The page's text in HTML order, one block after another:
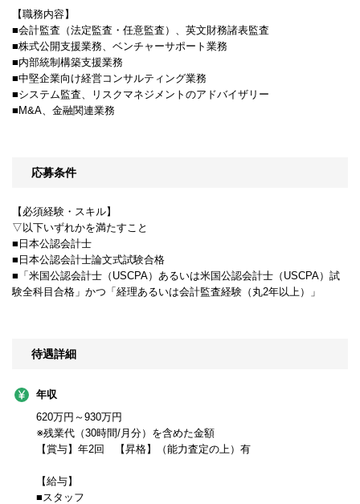
【職務内容】
■会計監査（法定監査・任意監査）、英文財務諸表監査
■株式公開支援業務、ベンチャーサポート業務
■内部統制構築支援業務
■中堅企業向け経営コンサルティング業務
■システム監査、リスクマネジメントのアドバイザリー
■M&A、金融関連業務
応募条件
【必須経験・スキル】
▽以下いずれかを満たすこと
■日本公認会計士
■日本公認会計士論文式試験合格
■「米国公認会計士（USCPA）あるいは米国公認会計士（USCPA）試
験全科目合格」かつ「経理あるいは会計監査経験（丸2年以上）」
待遇詳細
年収
620万円～930万円
※残業代（30時間/月分）を含めた金額
【賞与】年2回 【昇格】（能力査定の上）有
【給与】
■スタッフ